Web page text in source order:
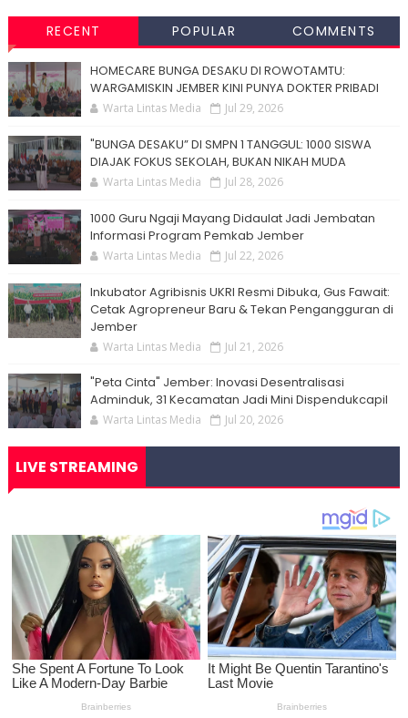
RECENT POPULAR COMMENTS
HOMECARE BUNGA DESAKU DI ROWOTAMTU:
WARGAMISKIN JEMBER KINI PUNYA DOKTER PRIBADI
Warta Lintas Media Jul 29, 2026
"BUNGA DESAKU” DI SMPN 1 TANGGUL: 1000 SISWA
DIAJAK FOKUS SEKOLAH, BUKAN NIKAH MUDA
Warta Lintas Media Jul 28, 2026
1000 Guru Ngaji Mayang Didaulat Jadi Jembatan
Informasi Program Pemkab Jember
Warta Lintas Media Jul 22, 2026
Inkubator Agribisnis UKRI Resmi Dibuka, Gus Fawait:
Cetak Agropreneur Baru & Tekan Pengangguran di
Jember
Warta Lintas Media Jul 21, 2026
"Peta Cinta" Jember: Inovasi Desentralisasi
Adminduk, 31 Kecamatan Jadi Mini Dispendukcapil
Warta Lintas Media Jul 20, 2026
LIVE STREAMING